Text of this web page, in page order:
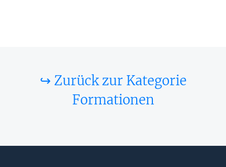
↪ Zurück zur Kategorie
Formationen